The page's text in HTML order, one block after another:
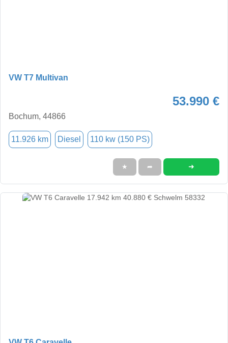
VW T7 Multivan
53.990 €
Bochum, 44866
11.926 km Diesel 110 kw (150 PS)
★ ➦ ➜